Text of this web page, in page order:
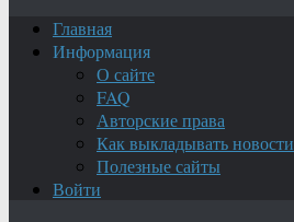
Главная
Информация
О сайте
FAQ
Авторские права
Как выкладывать новости
Полезные сайты
Войти